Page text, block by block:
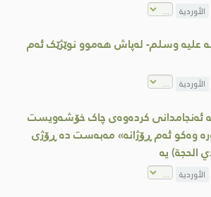
الأوردية
علیە وسلم- لەپاش هەموو نوێژێک ئەم
الأوردية
ئەنجامدانی کردەوەی چاک خۆشەویست
وەکو ئەم ڕۆژانە» مەبەست دە ڕۆژی
الحجة) یە
الأوردية